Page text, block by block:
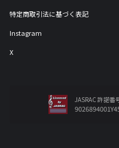
特定商取引法に基づく表記
Instagram
X
JASRAC 許諾番